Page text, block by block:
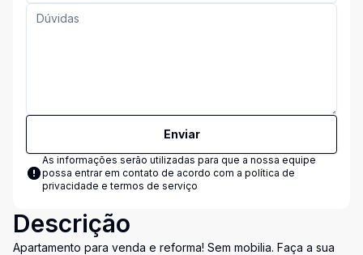
Enviar
As informações serão utilizadas para que a nossa equipe
possa entrar em contato de acordo com a política de
privacidade e termos de serviço
Descrição
Apartamento para venda e reforma! Sem mobilia. Faça a sua